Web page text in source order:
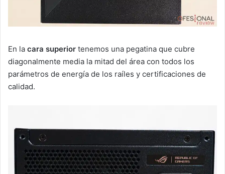
En la cara superior tenemos una pegatina que cubre
diagonalmente media la mitad del área con todos los
parámetros de energía de los raíles y certificaciones de
calidad.